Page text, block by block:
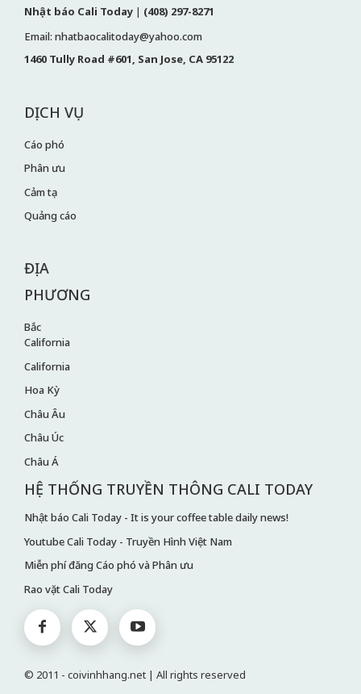
Nhật báo Cali Today | (408) 297-8271
Email: nhatbaocalitoday@yahoo.com
1460 Tully Road #601, San Jose, CA 95122
DỊCH VỤ
Cáo phó
Phân ưu
Cảm tạ
Quảng cáo
ĐỊA
PHƯƠNG
Bắc
California
California
Hoa Kỳ
Châu Âu
Châu Úc
Châu Á
HỆ THỐNG TRUYỀN THÔNG CALI TODAY
Nhật báo Cali Today - It is your coffee table daily news!
Youtube Cali Today - Truyền Hình Việt Nam
Miễn phí đăng Cáo phó và Phân ưu
Rao vặt Cali Today
© 2011 - coivinhhang.net | All rights reserved